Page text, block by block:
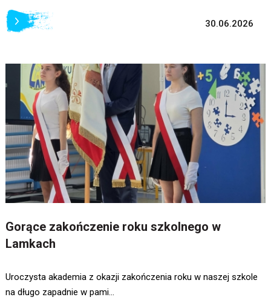
30.06.2026
Gorące zakończenie roku szkolnego w
Lamkach
Uroczysta akademia z okazji zakończenia roku w naszej szkole
na długo zapadnie w pami...